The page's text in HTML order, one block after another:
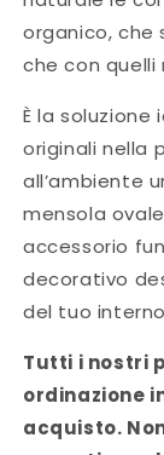
organico, che
che con quelli
È la
originali nella
all’ambiente
mensola
accessorio
decorativo
del tuo
Tutti i nostri
ordinazione
acquisto.